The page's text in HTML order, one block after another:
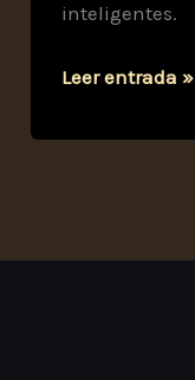
inteligentes.
Calculadora
seguro
Leer entrada »